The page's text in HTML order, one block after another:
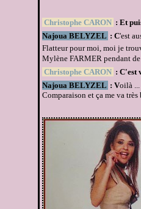
Christophe CARON : Et
Najoua BELYZEL : C'est
Flatteur pour moi, moi je
Mylène FARMER pendant
Christophe CARON : C'est
Najoua BELYZEL : Voilà
Comparaison et ça me va